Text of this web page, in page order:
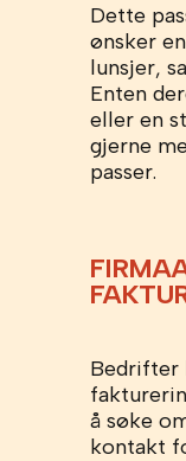
Dette
ønsker
lunsjer,
Enten
eller en
gjerne
passer.
Bedrifter
å søke
kontakt